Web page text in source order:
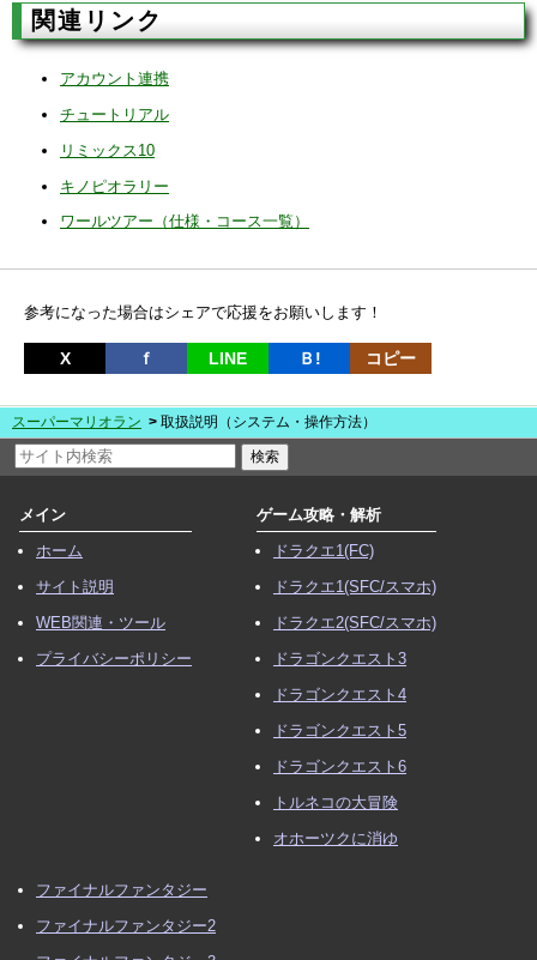
関連リンク
アカウント連携
チュートリアル
リミックス10
キノピオラリー
ワールツアー（仕様・コース一覧）
参考になった場合はシェアで応援をお願いします！
X ｆ LINE Ｂ! コピー
スーパーマリオラン 取扱説明（システム・操作方法）
メイン
ホーム
サイト説明
WEB関連・ツール
プライバシーポリシー
ゲーム攻略・解析
ドラクエ1(FC)
ドラクエ1(SFC/スマホ)
ドラクエ2(SFC/スマホ)
ドラゴンクエスト3
ドラゴンクエスト4
ドラゴンクエスト5
ドラゴンクエスト6
トルネコの大冒険
オホーツクに消ゆ
ファイナルファンタジー
ファイナルファンタジー2